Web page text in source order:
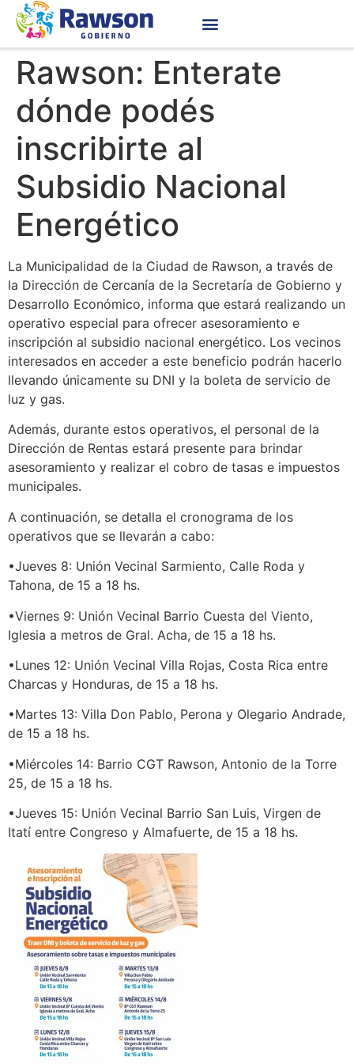
Rawson: Enterate
dónde podés
inscribirte al
Subsidio Nacional
Energético
La Municipalidad de la Ciudad de Rawson, a través de
la Dirección de Cercanía de la Secretaría de Gobierno y
Desarrollo Económico, informa que estará realizando un
operativo especial para ofrecer asesoramiento e
inscripción al subsidio nacional energético. Los vecinos
interesados en acceder a este beneficio podrán hacerlo
llevando únicamente su DNI y la boleta de servicio de
luz y gas.
Además, durante estos operativos, el personal de la
Dirección de Rentas estará presente para brindar
asesoramiento y realizar el cobro de tasas e impuestos
municipales.
A continuación, se detalla el cronograma de los
operativos que se llevarán a cabo:
•Jueves 8: Unión Vecinal Sarmiento, Calle Roda y
Tahona, de 15 a 18 hs.
•Viernes 9: Unión Vecinal Barrio Cuesta del Viento,
Iglesia a metros de Gral. Acha, de 15 a 18 hs.
•Lunes 12: Unión Vecinal Villa Rojas, Costa Rica entre
Charcas y Honduras, de 15 a 18 hs.
•Martes 13: Villa Don Pablo, Perona y Olegario Andrade,
de 15 a 18 hs.
•Miércoles 14: Barrio CGT Rawson, Antonio de la Torre
25, de 15 a 18 hs.
•Jueves 15: Unión Vecinal Barrio San Luis, Virgen de
Itatí entre Congreso y Almafuerte, de 15 a 18 hs.